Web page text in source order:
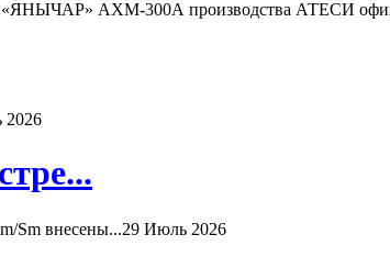
«ЯНЫЧАР» АХМ-300А производства АТЕСИ
2026
Sm внесены...29 Июль 2026